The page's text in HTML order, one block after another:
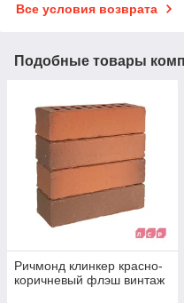
Все условия возврата
Подобные товары
Ричмонд клинкер красно-
коричневый флэш винтаж